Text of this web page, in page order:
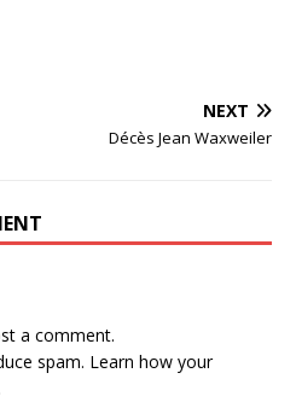
NEXT
Décès Jean Waxweiler
a comment.
spam. Learn how your